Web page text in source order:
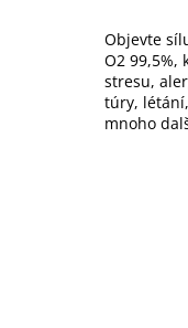
Objevte
O2 99,5%,
stresu,
túry,
mnoho